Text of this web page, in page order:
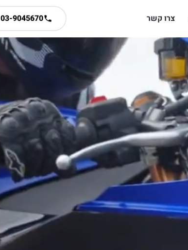
צרו קשר 03-9045670